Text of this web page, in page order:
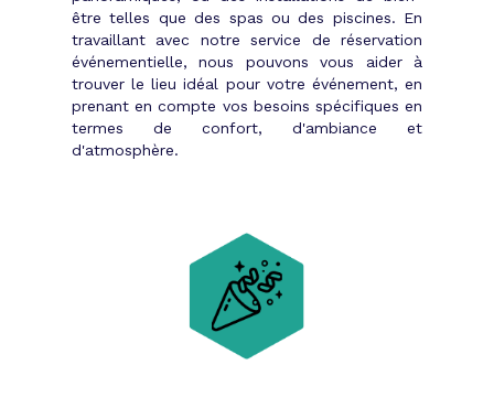
événement. Aucun n’est à négliger. Tous
doivent être considérés comme
prioritaires. Chacun de ces domaines
requiert un spécialiste qui évoluera en
fonction de vos demandes.
En décrivant rapidement vos besoins,
Tibby se charge ensuite de vous mettre
en relation avec les experts qualifiés
dans chaque domaine cité, en passant
par les agences événementielles
être telles que des spas ou des piscines. En
travaillant avec notre service de réservation
événementielle, nous pouvons vous aider à
trouver le lieu idéal pour votre événement, en
prenant en compte vos besoins spécifiques en
termes de confort, d'ambiance et
d'atmosphère.